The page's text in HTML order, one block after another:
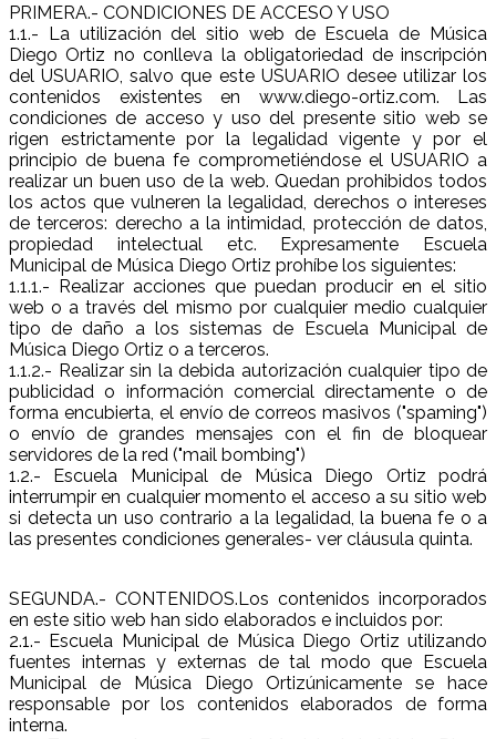
PRIMERA.- CONDICIONES DE ACCESO Y USO
1.1.- La utilización del sitio web de Escuela de Música
Diego Ortiz no conlleva la obligatoriedad de inscripción
del USUARIO, salvo que este USUARIO desee utilizar los
contenidos existentes en www.diego-ortiz.com. Las
condiciones de acceso y uso del presente sitio web se
rigen estrictamente por la legalidad vigente y por el
principio de buena fe comprometiéndose el USUARIO a
realizar un buen uso de la web. Quedan prohibidos todos
los actos que vulneren la legalidad, derechos o intereses
de terceros: derecho a la intimidad, protección de datos,
propiedad intelectual etc. Expresamente Escuela
Municipal de Música Diego Ortiz prohíbe los siguientes:
1.1.1.- Realizar acciones que puedan producir en el sitio
web o a través del mismo por cualquier medio cualquier
tipo de daño a los sistemas de Escuela Municipal de
Música Diego Ortiz o a terceros.
1.1.2.- Realizar sin la debida autorización cualquier tipo de
publicidad o información comercial directamente o de
forma encubierta, el envío de correos masivos ("spaming")
o envío de grandes mensajes con el fin de bloquear
servidores de la red ("mail bombing")
1.2.- Escuela Municipal de Música Diego Ortiz podrá
interrumpir en cualquier momento el acceso a su sitio web
si detecta un uso contrario a la legalidad, la buena fe o a
las presentes condiciones generales- ver cláusula quinta.
SEGUNDA.- CONTENIDOS.Los contenidos incorporados
en este sitio web han sido elaborados e incluidos por:
2.1.- Escuela Municipal de Música Diego Ortiz utilizando
fuentes internas y externas de tal modo que Escuela
Municipal de Música Diego Ortizúnicamente se hace
responsable por los contenidos elaborados de forma
interna.